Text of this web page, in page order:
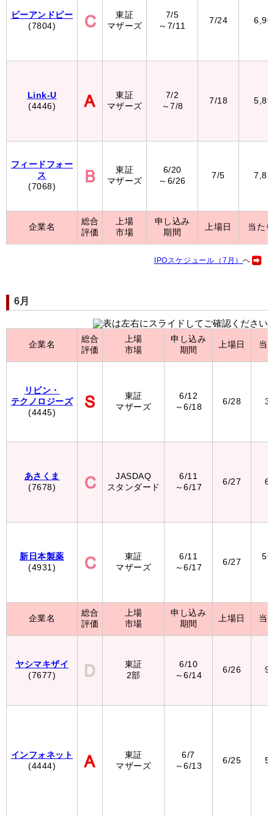
ビーアンドピー
(7804)
Link-U
(4446)
フィードフォー
ス
(7068)
企業名
東証
マザーズ
7/5
～7/11
7/24
東証
マザーズ
7/2
～7/8
7/18
東証
マザーズ
6/20
～6/26
7/5
総合
評価
上場
市場
申し込み
期間
上場日 当た
IPOスケジュール（7月）へ
6月
企業名
リビン・
テクノロジーズ
(4445)
あさくま
(7678)
新日本製薬
(4931)
企業名
ヤシマキザイ
(7677)
インフォネット
(4444)
総合
評価
上場
市場
申し込み
期間
上場日 当
東証
マザーズ
6/12
～6/18
6/28
JASDAQ
スタンダード
6/11
～6/17
6/27
東証
マザーズ
6/11
～6/17
6/27
総合
評価
上場
市場
申し込み
期間
上場日 当
東証
2部
6/10
～6/14
6/26
東証
マザーズ
6/7
～6/13
6/25